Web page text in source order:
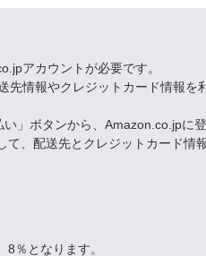
アカウントが必要です。
先情報やクレジットカード情報を
い」ボタンから、Amazon.co.jpに
て、配送先とクレジットカード情
％となります。